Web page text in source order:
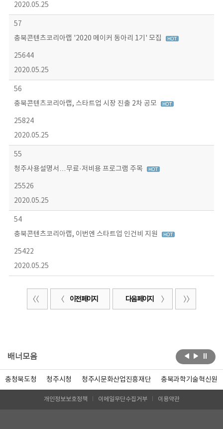
2020.05.25
57
충북콘텐츠코리아랩 '2020 메이커 동아리 1기' 모집
25644
2020.05.25
56
충북콘텐츠코리아랩, 스타트업 시장 진출 2차 공모
25824
2020.05.25
55
청주사용설명서…무료·저비용 프로그램 주목
25526
2020.05.25
54
충북콘텐츠코리아랩, 이번엔 스타트업 인건비 지원
25422
2020.05.25
이전 페이지 다음 페이지
배너모음
충청북도청 청주시청 청주시문화산업진흥재단 충북과학기술혁신원
개인정보보호정책 이메일무단수집거부 이용약관